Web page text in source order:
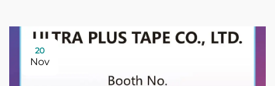
20
Nov